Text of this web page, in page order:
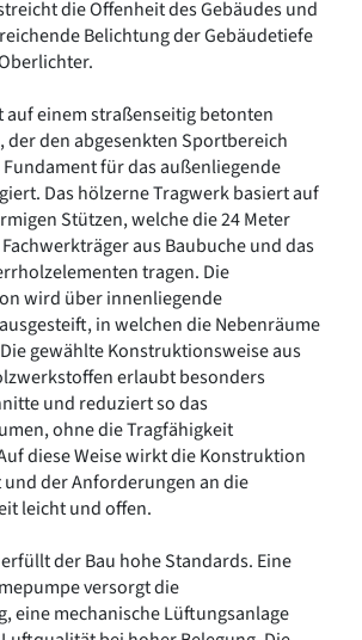
die Offenheit des Gebäudes und
Belichtung der Gebäudetiefe
auf einem straßenseitig betonten
den abgesenkten Sportbereich
für das außenliegende
Das hölzerne Tragwerk basiert auf
Stützen, welche die 24 Meter
aus Baubuche und das
tragen. Die
wird über innenliegende
in welchen die Nebenräume
gewählte Konstruktionsweise aus
erlaubt besonders
und reduziert so das
ohne die Tragfähigkeit
diese Weise wirkt die Konstruktion
der Anforderungen an die
leicht und offen.
der Bau hohe Standards. Eine
versorgt die
eine mechanische Lüftungsanlage